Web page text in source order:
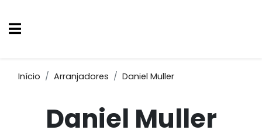
Início Arranjadores Daniel Muller
Daniel Muller